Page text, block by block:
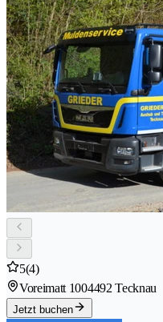
5(4)
Voreimatt 1004492 Tecknau
Jetzt buchen